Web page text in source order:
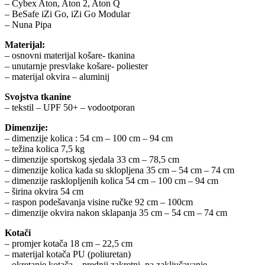
– Cybex Aton, Aton 2, Aton Q
– BeSafe iZi Go, iZi Go Modular
– Nuna Pipa
Materijal:
– osnovni materijal košare- tkanina
– unutarnje presvlake košare- poliester
– materijal okvira – aluminij
Svojstva tkanine
– tekstil – UPF 50+ – vodootporan
Dimenzije:
– dimenzije kolica : 54 cm – 100 cm – 94 cm
– težina kolica 7,5 kg
– dimenzije sportskog sjedala 33 cm – 78,5 cm
– dimenzije kolica kada su sklopljena 35 cm – 54 cm – 74 cm
– dimenzije rasklopljenih kolica 54 cm – 100 cm – 94 cm
– širina okvira 54 cm
– raspon podešavanja visine ručke 92 cm – 100cm
– dimenzije okvira nakon sklapanja 35 cm – 54 cm – 74 cm
Kotači
– promjer kotača 18 cm – 22,5 cm
– materijal kotača PU (poliuretan)